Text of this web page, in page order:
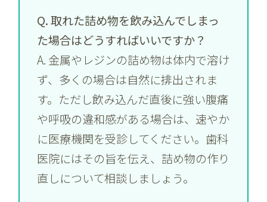
Q. 取れた詰め物を飲み込んでしまっ
た場合はどうすればいいですか？
A. 金属やレジンの詰め物は体内で溶け
ず、多くの場合は自然に排出されま
す。ただし飲み込んだ直後に強い腹痛
や呼吸の違和感がある場合は、速やか
に医療機関を受診してください。歯科
医院にはその旨を伝え、詰め物の作り
直しについて相談しましょう。